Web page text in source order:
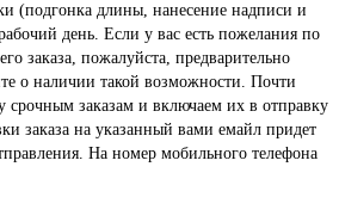
(подгонка длины, нанесение надписи и
день. Если у вас есть пожелания по
заказа, пожалуйста, предварительно
о наличии такой возможности. Почти
срочным заказам и включаем их в отправку
заказа на указанный вами емайл придет
На номер мобильного телефона